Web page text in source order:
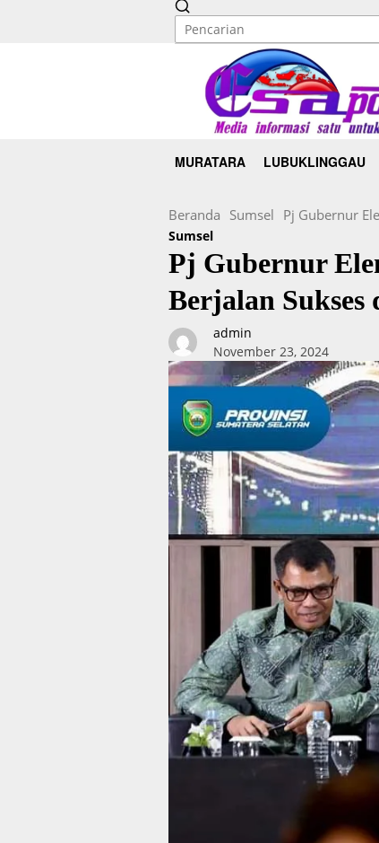
MURATARA LUBUKLINGGAU
Beranda Sumsel Pj Gubernur
Sumsel
Pj Gubernur
Berjalan
admin
November 23, 2024